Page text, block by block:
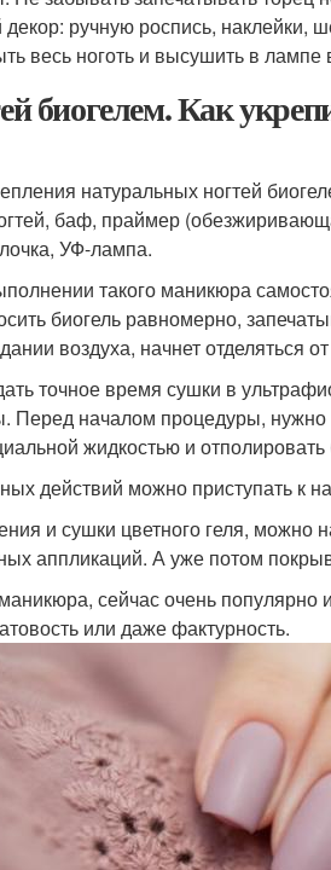
ручную роспись, наклейки,
весь ноготь и высушить в лампе
биогелем. Как
натуральных ногтей
баф, праймер
УФ-лампа.
такого маникюра
биогель равномерно,
воздуха, начнет отделяться от
точное время сушки в
Перед началом процедуры, нужно
жидкостью и
действий можно приступать к
и сушки цветного геля, можно
аппликаций. А уже потом
сейчас очень
или даже фактурность.